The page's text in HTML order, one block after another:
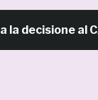
al